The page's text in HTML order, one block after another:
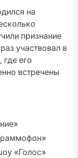
на
признание
участвовал в
где его
встречены
«Голос»